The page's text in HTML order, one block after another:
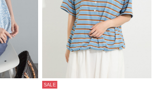
SALE